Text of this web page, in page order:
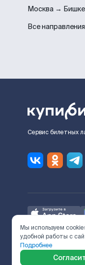
Москва →
Все направления
Сервис билетных
Ж/Д билеты
с Поставщиком
включает
Мы используем
удобной работы с
Подробнее